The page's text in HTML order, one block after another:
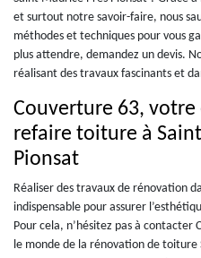
et surtout notre savoir-faire, nous
méthodes et techniques pour vous
plus attendre, demandez un devis.
réalisant des travaux fascinants et
Couverture 63,
refaire toiture à
Pionsat
Réaliser des travaux de rénovation
indispensable pour assurer
Pour cela, n’hésitez pas à
le monde de la rénovation de toiture